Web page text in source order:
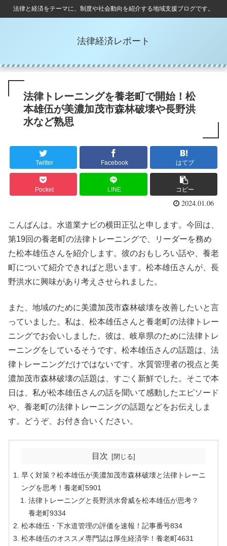
法律と経済をテーマに、制度や社会動向を紹介する地域支援ブログです。
法律経済レポート
法律トレーニングを養老町で開始！松
本雄伍が美濃加茂市森林破壊や長野洪
水など熟思
Twitter Facebook はてブ
Pocket LINE コピー
2024.01.06
こんばんは。水道業ナビの横田正弘と申します。今回は、
第19回の養老町の法律トレーニングで、リーダーを務め
た松本雄伍さんを紹介します。彼のおもしろい話や、養老
町について紹介できればと思います。松本雄伍さんが、長
野洪水に興味があり考えさせられました。
また、地域のために美濃加茂市森林破壊を改善したいと言
っていました。私は、松本雄伍さんと養老町の法律トレー
ニングでお会いしました。彼は、岐阜県のために法律トレ
ーニングをしているそうです。松本雄伍さんの話題は、法
律トレーニングだけではないです。水質管理者の視点と美
濃加茂市森林破壊の話題は、すごく新鮮でした。そこで本
日は、私が松本雄伍さんの話を聞いて感動したエピソード
や、養老町の法律トレーニングの話題などをお伝えしま
す。どうぞ、お付き合いください。
目次
早く対策？松本雄伍が美濃加茂市森林破壊と法律トレーニ
ングを思考！養老町5901
法律トレーニングと長野洪水脅威を松本雄伍が思考？
養老町9334
松本雄伍・下水道管理の評価を速報！記事番号834
松本雄伍のオススメ専門誌は厚生経済学！養老町4631